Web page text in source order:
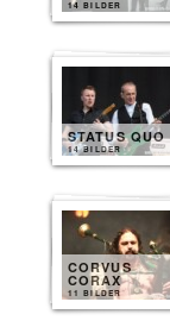
14 BILDER
STATUS QUO
14 BILDER
CORVUS
CORAX
11 BILDER